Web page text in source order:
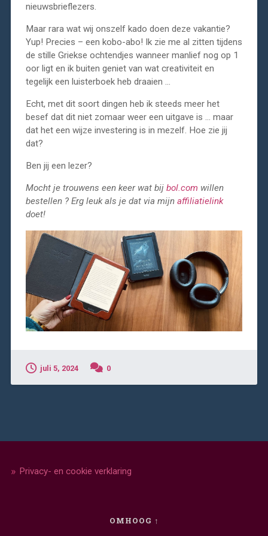
nieuwsbrieflezers.
Maar rara wat wij onszelf kado doen deze vakantie?
Yup! Precies – een kobo-abo! Ik zie me al zitten tijdens
de stille Griekse ochtendjes wanneer manlief nog op 1
oor ligt en ik buiten geniet van wat creativiteit en
tegelijk een luisterboek heb draaien …
Echt, met dit soort dingen heb ik steeds meer het
besef dat dit niet zomaar weer een uitgave is … maar
dat het een wijze investering is in mezelf. Hoe zie jij
dat?
Ben jij een lezer?
Mocht je trouwens een keer wat bij bol.com willen
bestellen ? Erg leuk als je dat via mijn affiliatielink
doet!
juli 5, 2024 0
Privacy- en cookie verklaring
OMHOOG ↑